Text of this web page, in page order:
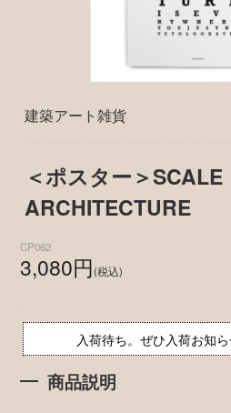
建築アート雑貨
＜ポスター＞SCALE
ARCHITECTURE
CP062
3,080円(税込)
入荷待ち。ぜひ入荷お知
商品説明